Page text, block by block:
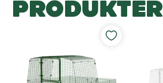
PRODUKTER